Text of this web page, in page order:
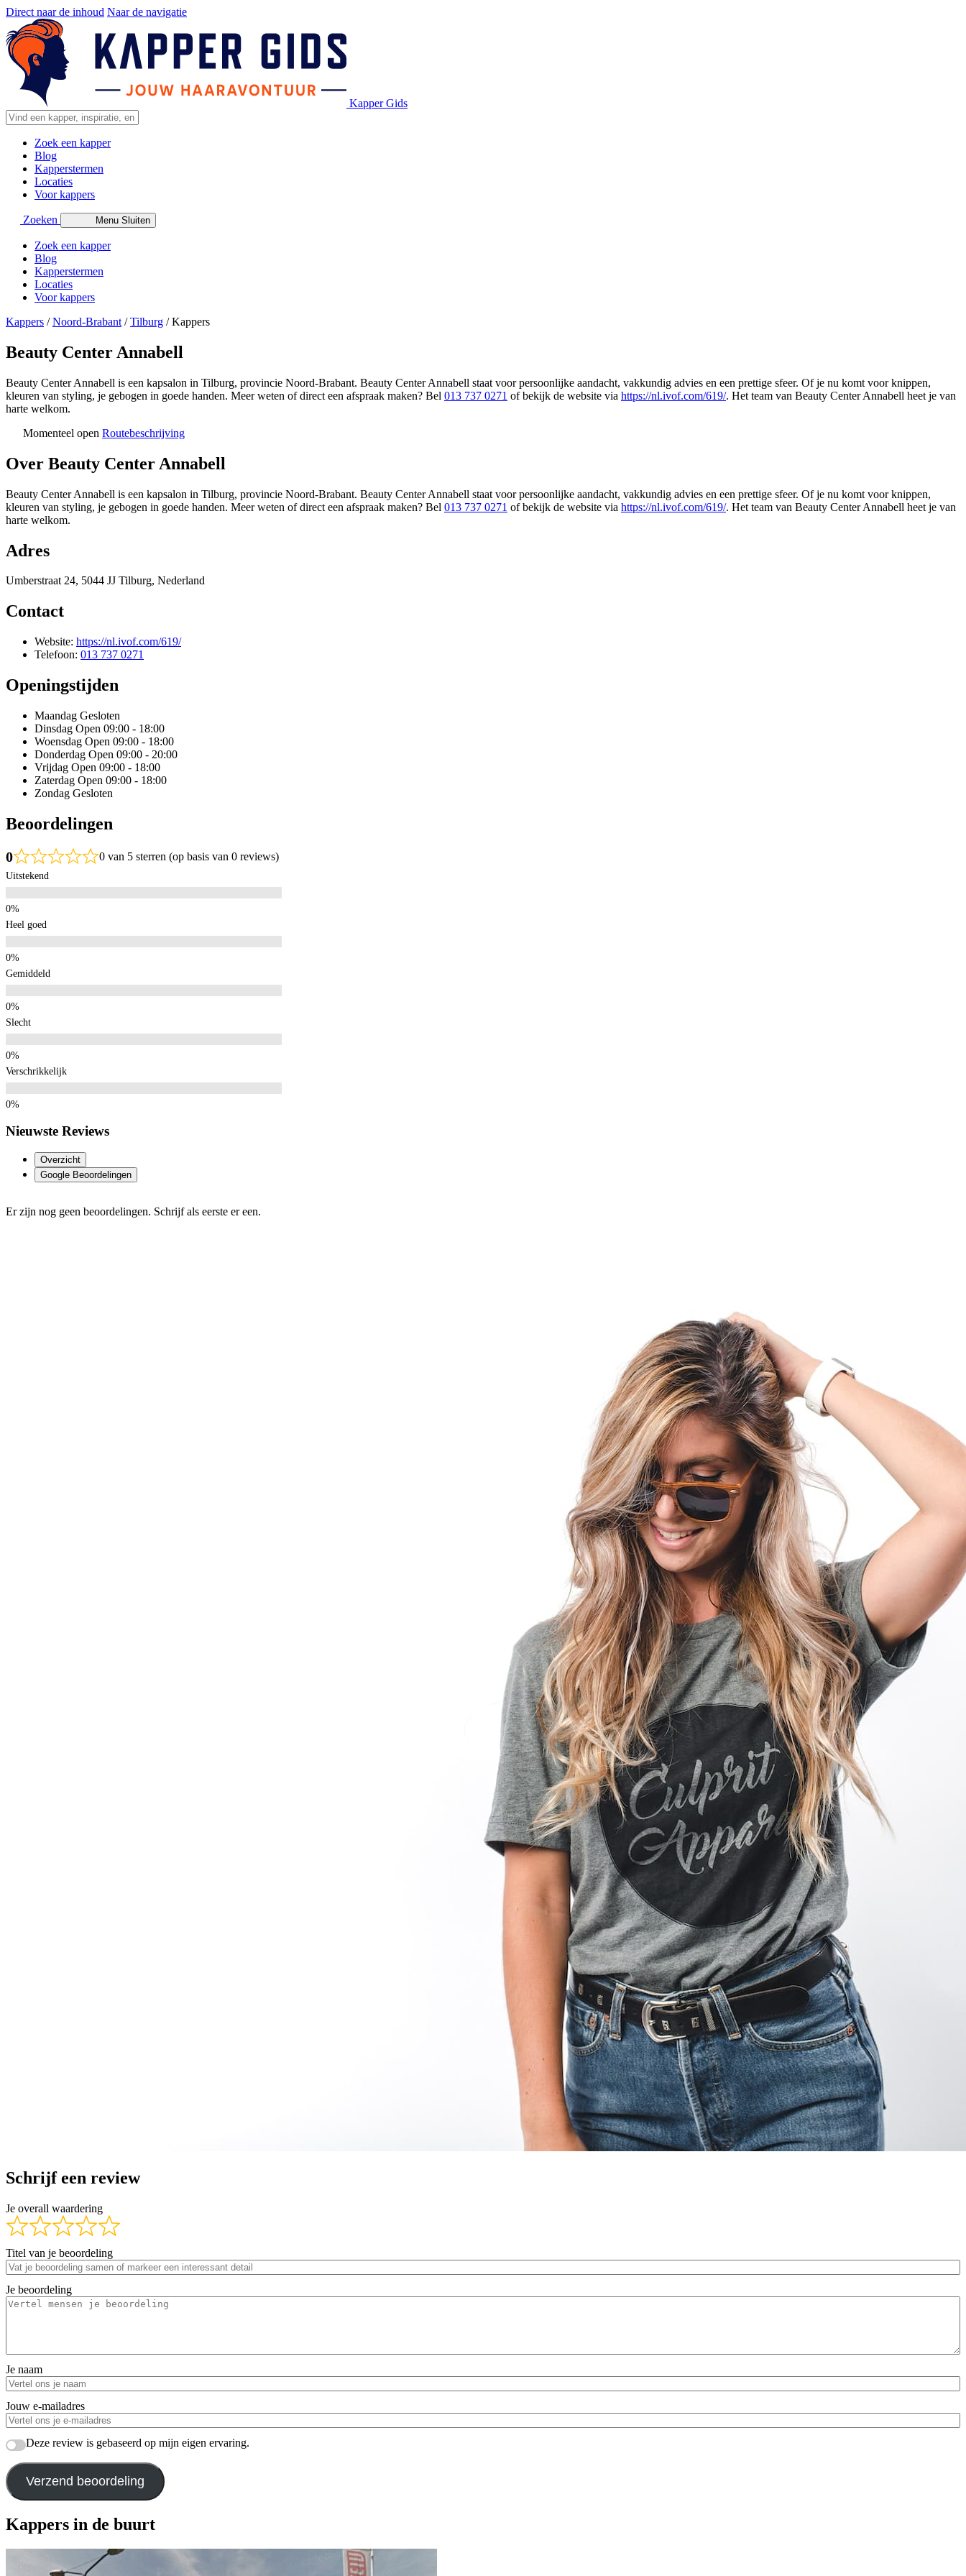
Direct naar de inhoud Naar de navigatie
Kapper Gids
Zoek een kapper
Blog
Kapperstermen
Locaties
Voor kappers
Zoeken Menu Sluiten
Zoek een kapper
Blog
Kapperstermen
Locaties
Voor kappers
Kappers /Noord-Brabant /Tilburg /Kappers
Beauty Center Annabell
Beauty Center Annabell is een kapsalon in Tilburg, provincie Noord-Brabant. Beauty Center Annabell staat voor persoonlijke aandacht, vakkundig advies en een prettige sfeer. Of je nu komt voor knippen,
kleuren van styling, je gebogen in goede handen. Meer weten of direct een afspraak maken? Bel 013 737 0271 of bekijk de website via https://nl.ivof.com/619/. Het team van Beauty Center Annabell heet je van
harte welkom.
Momenteel open Routebeschrijving
+
Over Beauty Center Annabell
Beauty Center Annabell is een kapsalon in Tilburg, provincie Noord-Brabant. Beauty Center Annabell staat voor persoonlijke aandacht, vakkundig advies en een prettige sfeer. Of je nu komt voor knippen,
kleuren van styling, je gebogen in goede handen. Meer weten of direct een afspraak maken? Bel 013 737 0271 of bekijk de website via https://nl.ivof.com/619/. Het team van Beauty Center Annabell heet je van
harte welkom.
Adres
Umberstraat 24, 5044 JJ Tilburg, Nederland
Contact
Website: https://nl.ivof.com/619/
Telefoon: 013 737 0271
Openingstijden
Maandag Gesloten
Dinsdag Open 09:00 - 18:00
Woensdag Open 09:00 - 18:00
Donderdag Open 09:00 - 20:00
Vrijdag Open 09:00 - 18:00
Zaterdag Open 09:00 - 18:00
Zondag Gesloten
Beoordelingen
0 0 van 5 sterren (op basis van 0 reviews)
Uitstekend
Heel goed
Gemiddeld
Slecht
Verschrikkelijk
Nieuwste Reviews
Overzicht
Google Beoordelingen
Er zijn nog geen beoordelingen. Schrijf als eerste er een.
Schrijf een review
Je overall waardering
Titel van je beoordeling
Je beoordeling
Je naam
Jouw e-mailadres
Deze review is gebaseerd op mijn eigen ervaring.
Verzend beoordeling
Kappers in de buurt